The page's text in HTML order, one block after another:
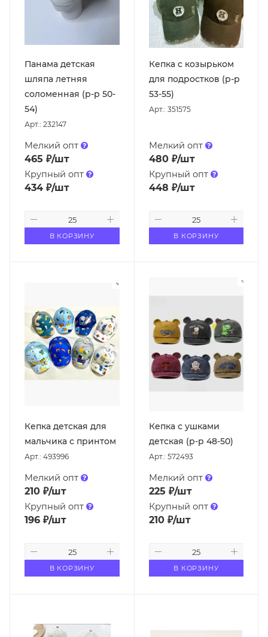
Панама детская
шляпа летняя
соломенная (р-р 50-
54)
Арт.: 232147
Мелкий опт
465 ₽/шт
Крупный опт
434 ₽/шт
В КОРЗИНУ
Кепка с козырьком
для подростков (р-р
53-55)
Арт.: 351575
Мелкий опт
480₽/шт
Крупный опт
448 ₽/шт
В КОРЗИНУ
Кепка детская для
мальчика с принтом
Арт.: 493996
Мелкий опт
210 ₽/шт
Крупный опт
196 ₽/шт
В КОРЗИНУ
Кепка с ушками
детская (р-р 48-50)
Арт.: 572493
Мелкий опт
225 ₽/шт
Крупный опт
210₽/шт
В КОРЗИНУ